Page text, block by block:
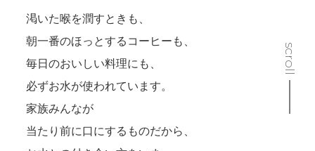
scroll
渇いた喉を潤すときも、
朝一番のほっとするコーヒーも、
毎日のおいしい料理にも、
必ずお水が使われています。
家族みんなが
当たり前に口にするものだから、